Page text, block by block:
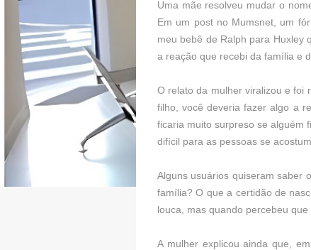
Uma mãe resolveu mudar o
Em um post no Mumsnet, um
meu bebê de Ralph para Huxley
a reação que recebi da família e
O relato da mulher viralizou e foi
filho, você deveria fazer algo a
ficaria muito surpreso se alguém
difícil para as pessoas se
Alguns usuários quiseram saber
família? O que a certidão de
louca, mas quando percebeu
A mulher explicou ainda que,